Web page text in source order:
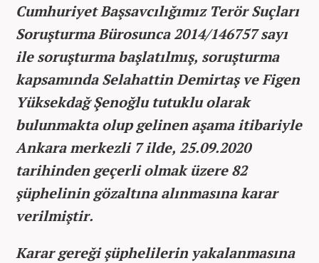
Cumhuriyet Başsavcılığımız Terör Suçları
Soruşturma Bürosunca 2014/146757 sayı
ile soruşturma başlatılmış, soruşturma
kapsamında Selahattin Demirtaş ve Figen
Yüksekdağ Şenoğlu tutuklu olarak
bulunmakta olup gelinen aşama itibariyle
Ankara merkezli 7 ilde, 25.09.2020
tarihinden geçerli olmak üzere 82
şüphelinin gözaltına alınmasına karar
verilmiştir.
Karar gereği şüphelilerin yakalanmasına